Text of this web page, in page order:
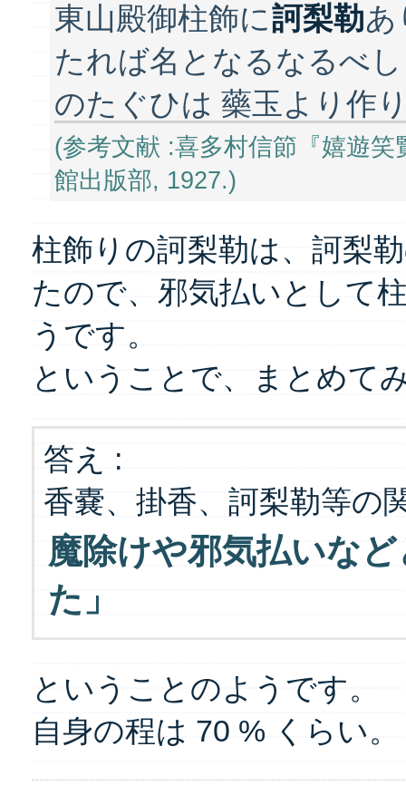
東山殿御柱飾に訶梨勒あ
たれば名となるなるべ
のたぐひは 藥玉より作
(参考文献 :喜多村信節『嬉遊
館出版部, 1927.)
柱飾りの訶梨勒は、訶梨
たので、邪気払いとして
うです。
ということで、まとめて
答え :
香嚢、掛香、訶梨勒等の
魔除けや邪気払いな
た」
ということのようです。
自身の程は 70 % くらい。